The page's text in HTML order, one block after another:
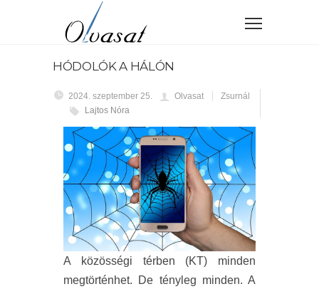
HÓDOLÓK A HÁLÓN
2024. szeptember 25. Olvasat
Zsurnál
Lajtos Nóra
A közösségi térben (KT) minden
megtörténhet. De tényleg minden. A